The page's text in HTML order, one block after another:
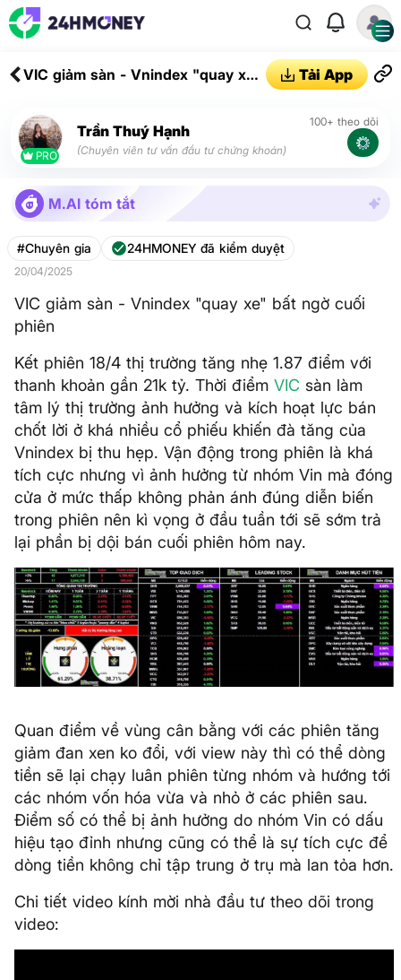
VIC giảm sàn - Vnindex "quay xe"
Tải App
PRO
Trần Thuý Hạnh
(Chuyên viên tư vấn đầu tư chứng khoán)
100+ theo dõi
M.AI tóm tắt
#Chuyên gia 24HMONEY đã kiểm duyệt
20/04/2025
VIC giảm sàn - Vnindex "quay xe" bất ngờ cuối
phiên
Kết phiên 18/4 thị trường tăng nhẹ 1.87 điểm với
thanh khoản gần 21k tỷ. Thời điểm VIC sàn làm
tâm lý thị trường ảnh hưởng và kích hoạt lực bán
chốt lời ở khá nhiều cổ phiếu khiến đà tăng của
Vnindex bị thu hẹp. Vận động trong phiên là khá
tích cực nhưng vì ảnh hưởng từ nhóm Vin mà đóng
cửa ở mức thấp không phản ánh đúng diễn biến
trong phiên nên kì vọng ở đầu tuần tới sẽ sớm trả
lại phần bị dội bán cuối phiên hôm nay.
Quan điểm về vùng cân bằng với các phiên tăng
giảm đan xen ko đổi, với view này thì có thể dòng
tiền sẽ lại chạy luân phiên từng nhóm và hướng tới
các nhóm vốn hóa vừa và nhỏ ở các phiên sau.
Điểm số có thể bị ảnh hưởng do nhóm Vin có dấu
hiệu tạo đỉnh nhưng cũng có thể là sự tích cực để
dòng tiền không chỉ tập trung ở trụ mà lan tỏa hơn.
Chi tiết video kính mời nhà đầu tư theo dõi trong
video: